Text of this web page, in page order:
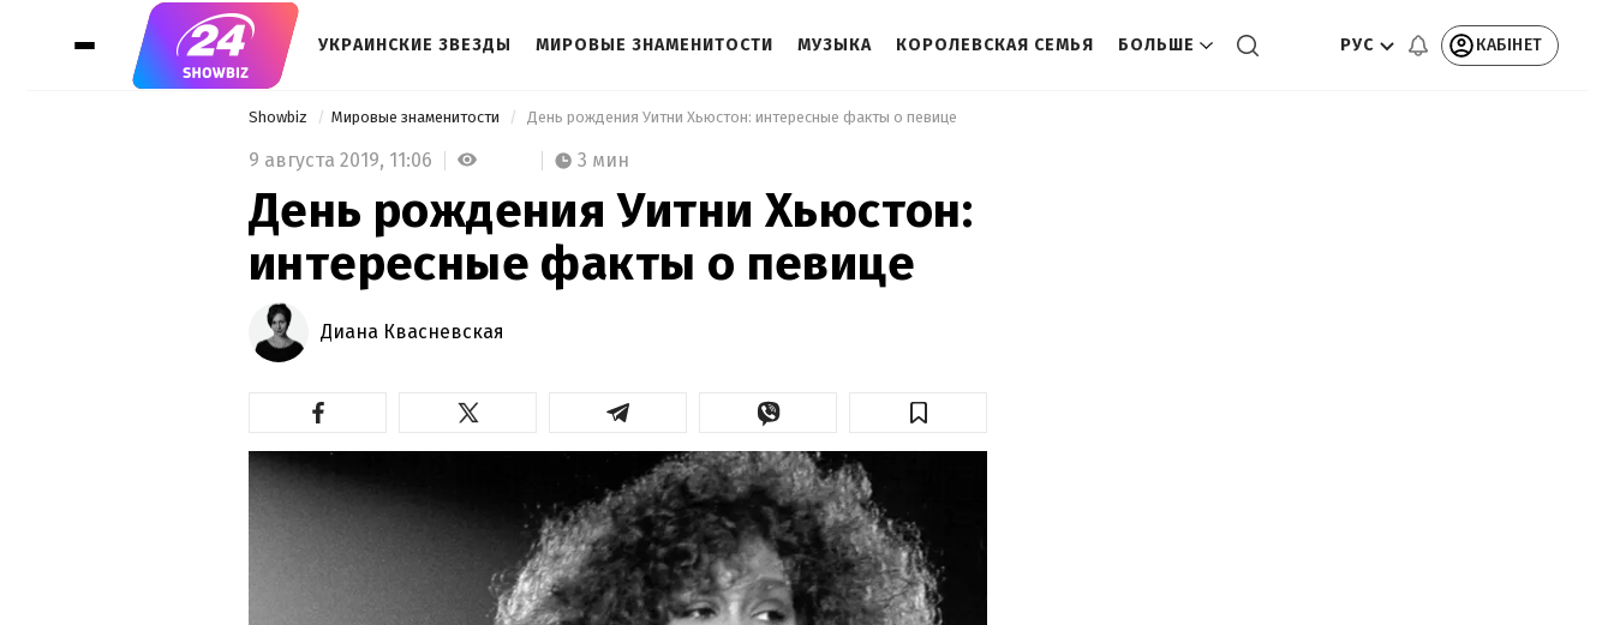
УКРАИНСКИЕ ЗВЕЗДЫ МИРОВЫЕ ЗНАМЕНИТОСТИ МУЗЫКА КОРОЛЕВСКАЯ СЕМЬЯ БОЛЬШЕ РУС КАБІНЕТ
Showbiz Мировые знаменитости День рождения Уитни Хьюстон: интересные факты о певице
9 августа 2019, 11:06 3 мин
День рождения Уитни Хьюстон:
интересные факты о певице
Диана Квасневская